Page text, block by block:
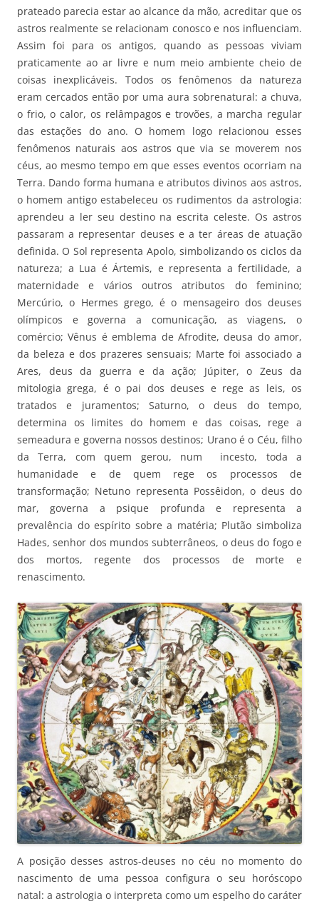
prateado parecia estar ao alcance da mão, acreditar que os
astros realmente se relacionam conosco e nos influenciam.
Assim foi para os antigos, quando as pessoas viviam
praticamente ao ar livre e num meio ambiente cheio de
coisas inexplicáveis. Todos os fenômenos da natureza
eram cercados então por uma aura sobrenatural: a chuva,
o frio, o calor, os relâmpagos e trovões, a marcha regular
das estações do ano. O homem logo relacionou esses
fenômenos naturais aos astros que via se moverem nos
céus, ao mesmo tempo em que esses eventos ocorriam na
Terra. Dando forma humana e atributos divinos aos astros,
o homem antigo estabeleceu os rudimentos da astrologia:
aprendeu a ler seu destino na escrita celeste. Os astros
passaram a representar deuses e a ter áreas de atuação
definida. O Sol representa Apolo, simbolizando os ciclos da
natureza; a Lua é Ártemis, e representa a fertilidade, a
maternidade e vários outros atributos do feminino;
Mercúrio, o Hermes grego, é o mensageiro dos deuses
olímpicos e governa a comunicação, as viagens, o
comércio; Vênus é emblema de Afrodite, deusa do amor,
da beleza e dos prazeres sensuais; Marte foi associado a
Ares, deus da guerra e da ação; Júpiter, o Zeus da
mitologia grega, é o pai dos deuses e rege as leis, os
tratados e juramentos; Saturno, o deus do tempo,
determina os limites do homem e das coisas, rege a
semeadura e governa nossos destinos; Urano é o Céu, filho
da Terra, com quem gerou, num incesto, toda a
humanidade e de quem rege os processos de
transformação; Netuno representa Possêidon, o deus do
mar, governa a psique profunda e representa a
prevalência do espírito sobre a matéria; Plutão simboliza
Hades, senhor dos mundos subterrâneos, o deus do fogo e
dos mortos, regente dos processos de morte e
renascimento.
A posição desses astros-deuses no céu no momento do
nascimento de uma pessoa configura o seu horóscopo
natal: a astrologia o interpreta como um espelho do caráter